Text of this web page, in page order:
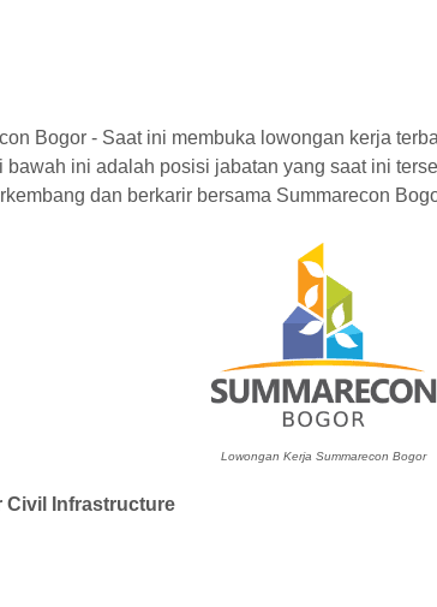
Bogor - Saat ini membuka lowongan kerja
bawah ini adalah posisi jabatan yang saat ini
dan berkarir bersama Summarecon
Lowongan Kerja Summarecon Bogor
Civil Infrastructure